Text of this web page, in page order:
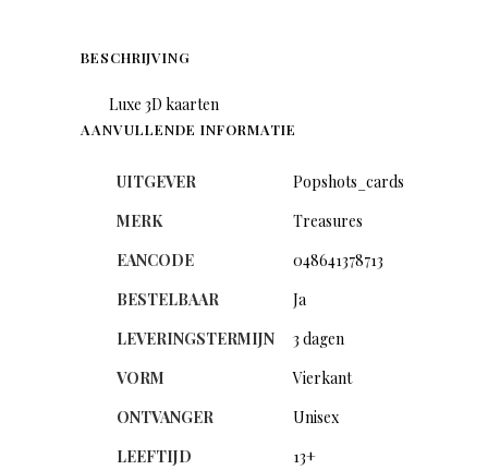
BESCHRIJVING
Luxe 3D kaarten
AANVULLENDE INFORMATIE
UITGEVER
Popshots_cards
MERK
Treasures
EANCODE
048641378713
BESTELBAAR
Ja
LEVERINGSTERMIJN
3 dagen
VORM
Vierkant
ONTVANGER
Unisex
LEEFTIJD
13+